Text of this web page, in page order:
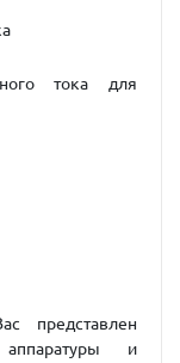
тока для
представлен
и